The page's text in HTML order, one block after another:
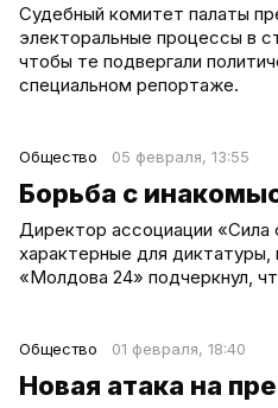
Судебный комитет палаты
электоральные процессы в
чтобы те подвергали
специальном репортаже.
Общество 05 февраля, 13:55
Борьба с
Директор ассоциации «Сила
характерные для
«Молдова 24» подчеркнул,
Общество 01 февраля, 18:40
Новая атака на